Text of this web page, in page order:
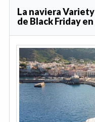
La naviera
de Black Friday